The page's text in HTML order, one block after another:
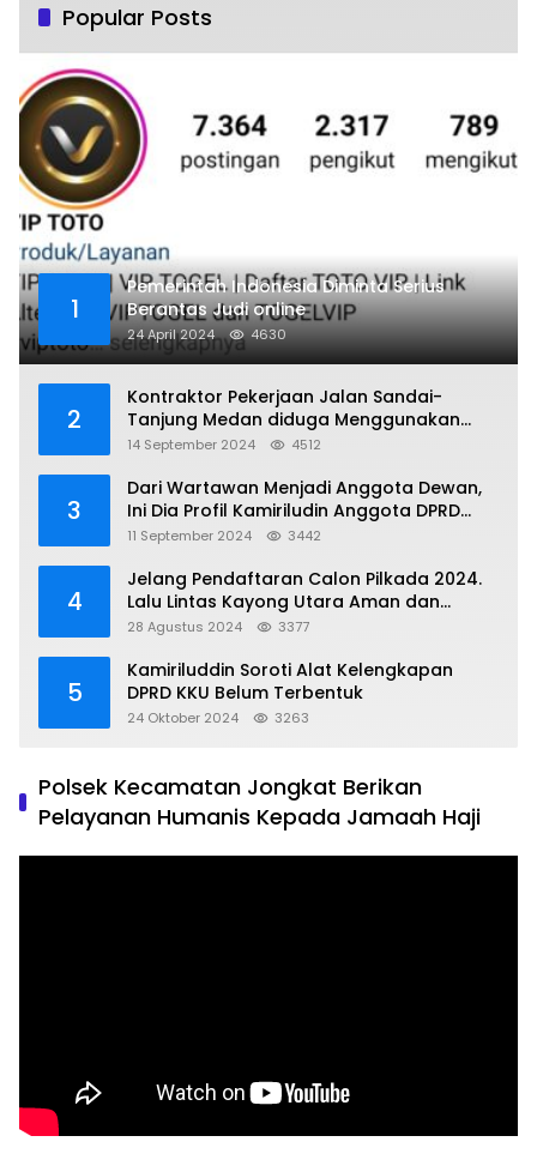
Popular Posts
1
Pemerintah Indonesia Diminta Serius
Berantas Judi online
24 April 2024 4630
2
Kontraktor Pekerjaan Jalan Sandai-
Tanjung Medan diduga Menggunakan
Matrial Tanah tak Berizin Resmi
14 September 2024 4512
3
Dari Wartawan Menjadi Anggota Dewan,
Ini Dia Profil Kamiriludin Anggota DPRD
Dapil 1 KKU
11 September 2024 3442
4
Jelang Pendaftaran Calon Pilkada 2024.
Lalu Lintas Kayong Utara Aman dan
Kondusif
28 Agustus 2024 3377
5
Kamiriluddin Soroti Alat Kelengkapan
DPRD KKU Belum Terbentuk
24 Oktober 2024 3263
Polsek Kecamatan Jongkat Berikan
Pelayanan Humanis Kepada Jamaah Haji